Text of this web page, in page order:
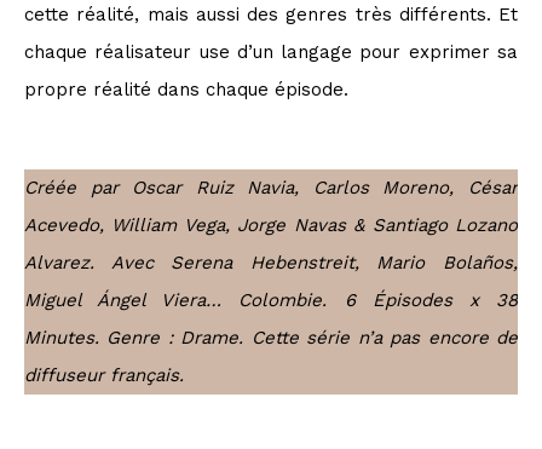
cette réalité, mais aussi des genres très différents. Et
chaque réalisateur use d’un langage pour exprimer sa
propre réalité dans chaque épisode.
Créée par Oscar Ruiz Navia, Carlos Moreno, César
Acevedo, William Vega, Jorge Navas & Santiago Lozano
Alvarez. Avec Serena Hebenstreit, Mario Bolaños,
Miguel Ángel Viera… Colombie. 6 Épisodes x 38
Minutes. Genre : Drame. Cette série n’a pas encore de
diffuseur français.